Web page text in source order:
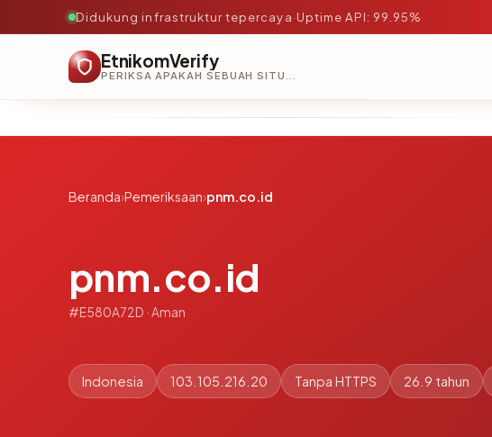
Didukung infrastruktur tepercaya·Uptime API: 99.95%
EtnikomVerify
PERIKSA APAKAH SEBUAH SITUS AMAN, TEPERCAYA, DAN TERVERIFIKASI DALAM HITUNGAN DETIK.
Beranda›Pemeriksaan›pnm.co.id
pnm.co.id
#E580A72D · Aman
Indonesia 103.105.216.20 Tanpa HTTPS 26.9 tahun